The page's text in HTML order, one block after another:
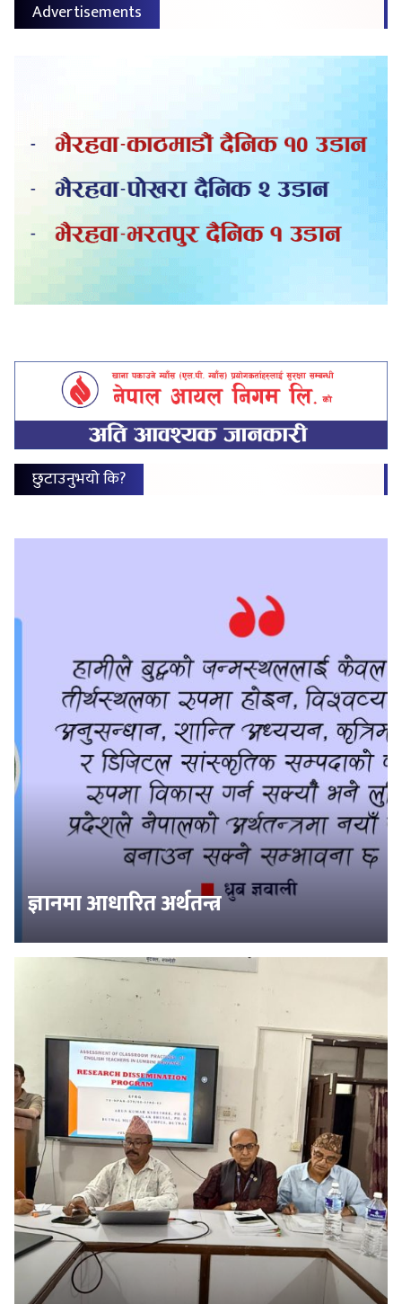
Advertisements
छुटाउनुभयो कि?
ज्ञानमा आधारित अर्थतन्त्र